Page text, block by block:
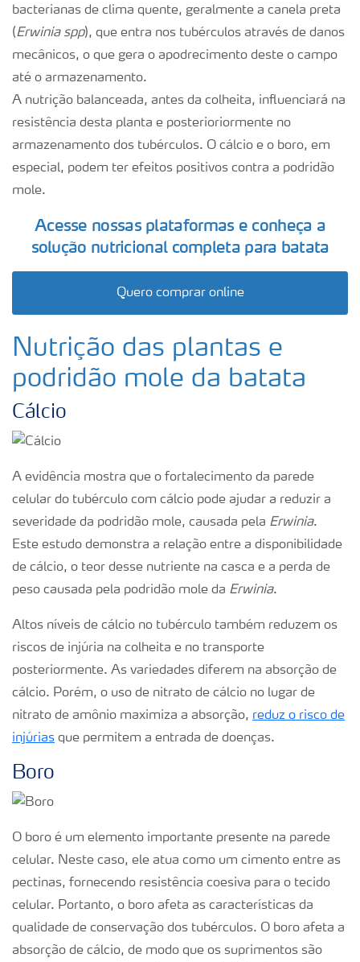
bacterianas de clima quente, geralmente a canela preta
(Erwinia spp), que entra nos tubérculos através de danos
mecânicos, o que gera o apodrecimento deste o campo
até o armazenamento.
A nutrição balanceada, antes da colheita, influenciará na
resistência desta planta e posterioriormente no
armazenamento dos tubérculos. O cálcio e o boro, em
especial, podem ter efeitos positivos contra a podridão
mole.
Acesse nossas plataformas e conheça a
solução nutricional completa para batata
Quero comprar online
Nutrição das plantas e
podridão mole da batata
Cálcio
A evidência mostra que o fortalecimento da parede
celular do tubérculo com cálcio pode ajudar a reduzir a
severidade da podridão mole, causada pela Erwinia.
Este estudo demonstra a relação entre a disponibilidade
de cálcio, o teor desse nutriente na casca e a perda de
peso causada pela podridão mole da Erwinia.
Altos níveis de cálcio no tubérculo também reduzem os
riscos de injúria na colheita e no transporte
posteriormente. As variedades diferem na absorção de
cálcio. Porém, o uso de nitrato de cálcio no lugar de
nitrato de amônio maximiza a absorção, reduz o risco de
injúrias que permitem a entrada de doenças.
Boro
O boro é um elemento importante presente na parede
celular. Neste caso, ele atua como um cimento entre as
pectinas, fornecendo resistência coesiva para o tecido
celular. Portanto, o boro afeta as características da
qualidade de conservação dos tubérculos. O boro afeta a
absorção de cálcio, de modo que os suprimentos são